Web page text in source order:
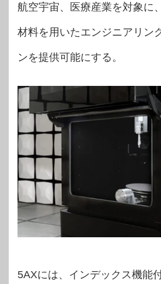
航空宇宙、医療産業を対象に
材料を用いたエンジニアリン
ンを提供可能にする。
5AXには、インデックス機能